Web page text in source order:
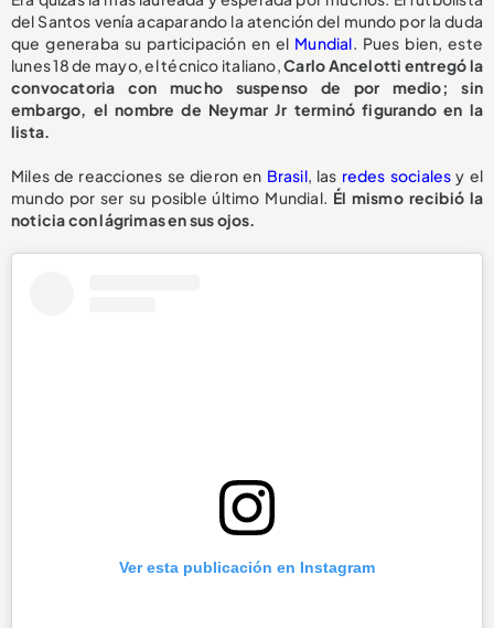
del Santos venía acaparando la atención del mundo por la duda
que generaba su participación en el Mundial . Pues bien, este
lunes 18 de mayo, el técnico italiano,Carlo Ancelotti entregó la
convocatoria con mucho suspenso de por medio; sin
embargo, el nombre de Neymar Jr terminó figurando en la
lista.
Miles de reacciones se dieron en Brasil, las redes sociales y el
mundo por ser su posible último Mundial. Él mismo recibió la
noticia con lágrimas en sus ojos.
Ver esta publicación en Instagram